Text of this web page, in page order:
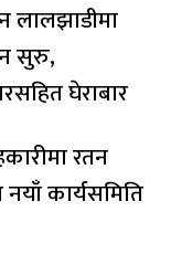
लालझाडीमा
सुरु,
घेराबार
रतन
कार्यसमिति